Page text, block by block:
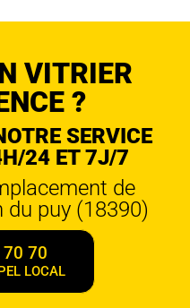
VITRIER
?
SERVICE
24 ET 7J/7
de
puy (18390)
70
LOCAL